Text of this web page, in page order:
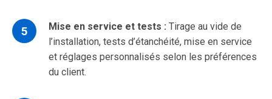
Mise en service et tests : Tirage au vide de
l’installation, tests d’étanchéité, mise en service
et réglages personnalisés selon les préférences
du client.